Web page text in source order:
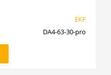
EKF
DA4-63-30-pro